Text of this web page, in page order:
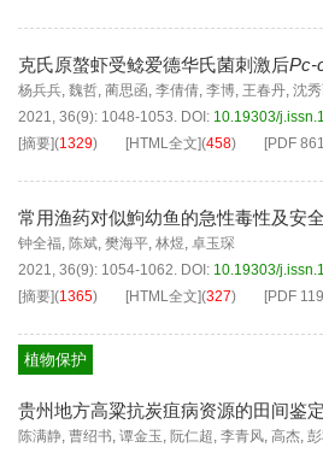
克氏原螯虾受鲶爱德华氏菌刺激后Pc-
杨兵兵, 魏哲, 蔺思函, 李倩倩, 李博, 王春丹, 沈
2021, 36(9): 1048-1053. DOI: 10.19303/
[摘要](1329) [HTML全文](458) [PDF
常用渔药对似鮈幼鱼的急性毒性及安
钟全福, 陈斌, 樊海平, 林煜, 卓玉琛
2021, 36(9): 1054-1062. DOI: 10.19303/
[摘要](1365) [HTML全文](327) [PDF
植物保护
贵州地方高粱抗炭疽病资源的田间鉴定
陈满静, 曹绍书, 谭金玉, 阮仁超, 李青风, 高杰,